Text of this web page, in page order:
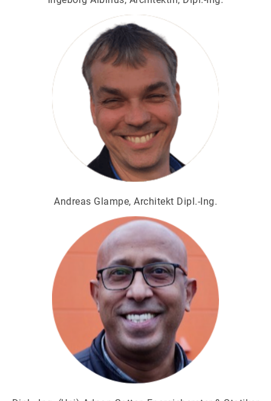
Andreas Glampe, Architekt Dipl.-Ing.